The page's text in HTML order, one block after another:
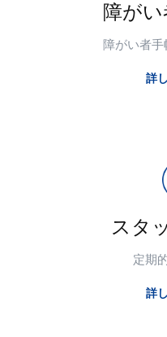
障が
障がい者
詳
スタ
定期
詳